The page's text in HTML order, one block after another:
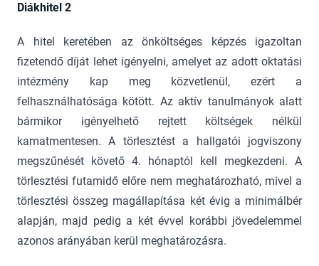
Diákhitel 2
A hitel keretében az önköltséges képzés igazoltan
fizetendő díját lehet igényelni, amelyet az adott oktatási
intézmény kap meg közvetlenül, ezért a
felhasználhatósága kötött. Az aktív tanulmányok alatt
bármikor igényelhető rejtett költségek nélkül
kamatmentesen. A törlesztést a hallgatói jogviszony
megszűnését követő 4. hónaptól kell megkezdeni. A
törlesztési futamidő előre nem meghatározható, mivel a
törlesztési összeg magállapítása két évig a minimálbér
alapján, majd pedig a két évvel korábbi jövedelemmel
azonos arányában kerül meghatározásra.